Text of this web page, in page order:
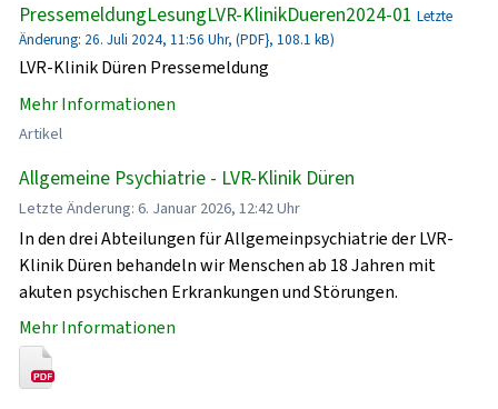
PressemeldungLesungLVR-KlinikDueren2024-01 Letzte
Änderung: 26. Juli 2024, 11:56 Uhr, (PDF}, 108.1 kB)
LVR-Klinik Düren Pressemeldung
Mehr Informationen
Artikel
Allgemeine Psychiatrie - LVR-Klinik Düren
Letzte Änderung: 6. Januar 2026, 12:42 Uhr
In den drei Abteilungen für Allgemeinpsychiatrie der LVR-
Klinik Düren behandeln wir Menschen ab 18 Jahren mit
akuten psychischen Erkrankungen und Störungen.
Mehr Informationen